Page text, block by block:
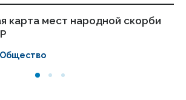
карта мест народной скорби
Общество